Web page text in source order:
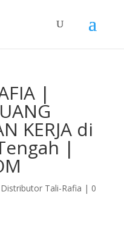
|
KERJA di
|
Distributor Tali-Rafia | 0